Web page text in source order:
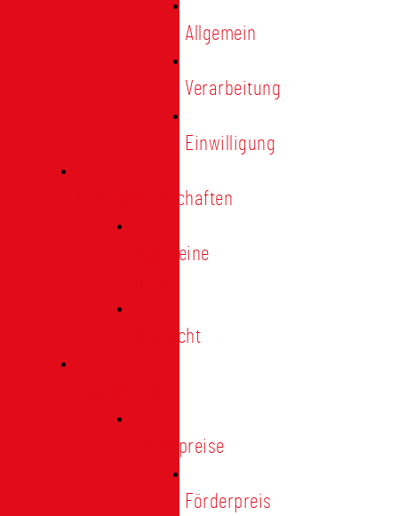
Allgemein
Verarbeitung
Einwilligung
Tischgemeinschaften
Allgemeine
Übersicht
Förderpreise
Förderpreis